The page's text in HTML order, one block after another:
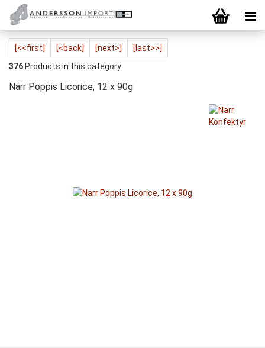
[<<first] [<back] [next>]
[last>>]
376 Products in this category
Narr Poppis Licorice, 12 x 90g